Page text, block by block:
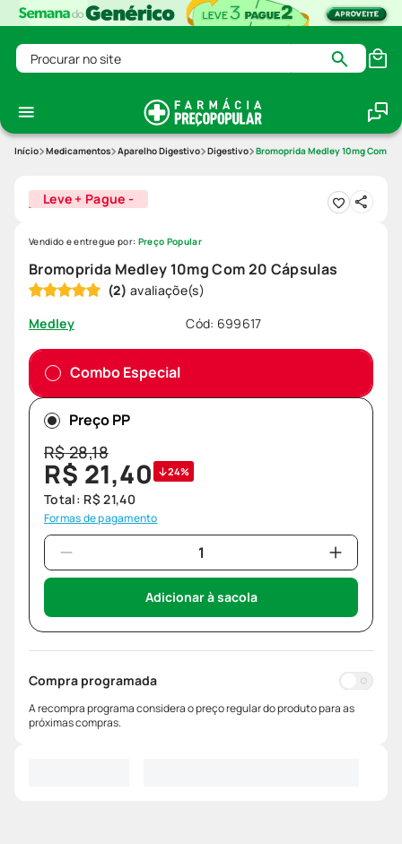
Procurar no site
Medicamentos Aparelho Digestivo Digestivo Bromoprida Medley 10mg Com
Leve + Pague -
Bromoprida Medley 10mg Com 20 Cápsulas
(2)
Medley
Cód: 699617
Vendido e entregue por: Preço Popular
Combo Especial
Preço PP
R$28,18
R$ 21,40 24%
Total: R$ 21,40
Formas de pagamento
Adicionar à sacola
Compra programada
A recompra programa considera o preço regular do produto para as
próximas compras.